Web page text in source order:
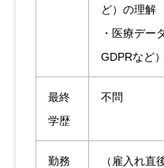
ど）の理解
・医療デー
GDPRなど
最終
学歴
不問
勤務
（雇入れ直